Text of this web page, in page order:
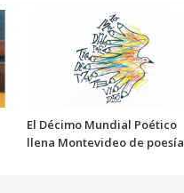
El Décimo Mundial Poético
llena Montevideo de poesía